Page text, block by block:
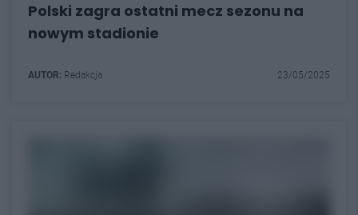
Polski zagra ostatni mecz sezonu na
nowym stadionie
AUTOR: Redakcja 23/05/2025